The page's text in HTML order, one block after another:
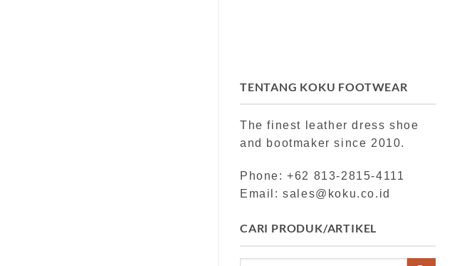
TENTANG KOKU FOOTWEAR
The finest leather dress shoe
and bootmaker since 2010.
Phone: +62 813-2815-4111
Email: sales@koku.co.id
CARI PRODUK/ARTIKEL